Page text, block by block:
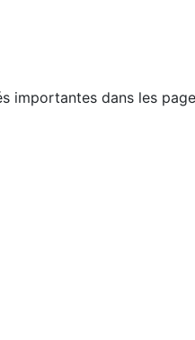
importantes dans les